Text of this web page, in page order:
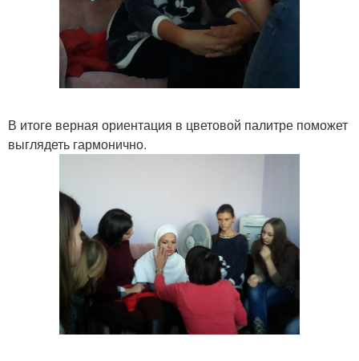
В итоге верная ориентация в цветовой палитре поможет
выглядеть гармонично.